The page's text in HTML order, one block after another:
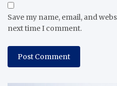
Save my name, email, and
next time I comment.